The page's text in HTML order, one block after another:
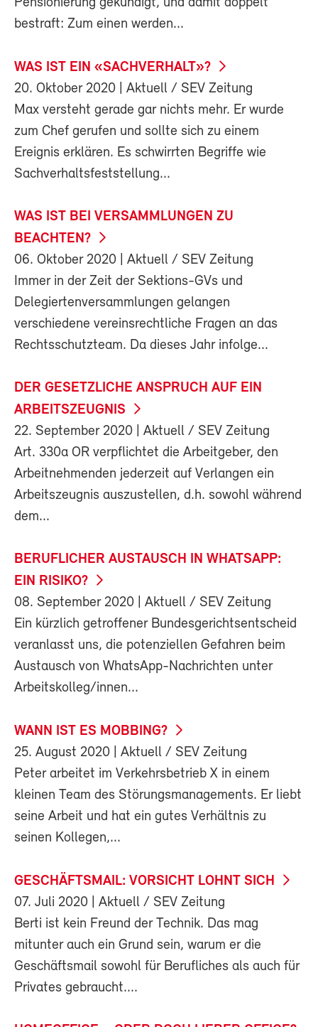
bestraft: Zum einen werden...
WAS IST EIN «SACHVERHALT»?
20. Oktober 2020 | Aktuell / SEV Zeitung
Max versteht gerade gar nichts mehr. Er wurde
zum Chef gerufen und sollte sich zu einem
Ereignis erklären. Es schwirrten Begriffe wie
Sachverhaltsfeststellung...
WAS IST BEI VERSAMMLUNGEN ZU
BEACHTEN?
06. Oktober 2020 | Aktuell / SEV Zeitung
Immer in der Zeit der Sektions-GVs und
Delegiertenversammlungen gelangen
verschiedene vereinsrechtliche Fragen an das
Rechtsschutzteam. Da dieses Jahr infolge...
DER GESETZLICHE ANSPRUCH AUF EIN
ARBEITSZEUGNIS
22. September 2020 | Aktuell / SEV Zeitung
Art. 330a OR verpflichtet die Arbeitgeber, den
Arbeitnehmenden jederzeit auf Verlangen ein
Arbeitszeugnis auszustellen, d.h. sowohl während
dem...
BERUFLICHER AUSTAUSCH IN WHATSAPP:
EIN RISIKO?
08. September 2020 | Aktuell / SEV Zeitung
Ein kürzlich getroffener Bundesgerichtsentscheid
veranlasst uns, die potenziellen Gefahren beim
Austausch von WhatsApp-Nachrichten unter
Arbeitskolleg/innen...
WANN IST ES MOBBING?
25. August 2020 | Aktuell / SEV Zeitung
Peter arbeitet im Verkehrsbetrieb X in einem
kleinen Team des Störungsmanagements. Er liebt
seine Arbeit und hat ein gutes Verhältnis zu
seinen Kollegen,...
GESCHÄFTSMAIL: VORSICHT LOHNT SICH
07. Juli 2020 | Aktuell / SEV Zeitung
Berti ist kein Freund der Technik. Das mag
mitunter auch ein Grund sein, warum er die
Geschäftsmail sowohl für Berufliches als auch für
Privates gebraucht....